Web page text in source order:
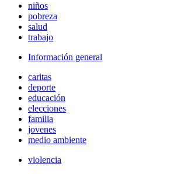
niños
pobreza
salud
trabajo
Información general
caritas
deporte
educación
elecciones
familia
jovenes
medio ambiente
violencia